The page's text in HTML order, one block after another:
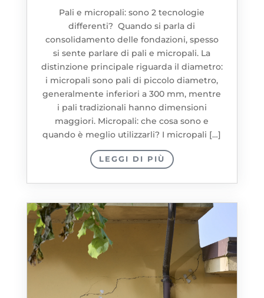
Pali e micropali: sono 2 tecnologie
differenti? Quando si parla di
consolidamento delle fondazioni, spesso
si sente parlare di pali e micropali. La
distinzione principale riguarda il diametro:
i micropali sono pali di piccolo diametro,
generalmente inferiori a 300 mm, mentre
i pali tradizionali hanno dimensioni
maggiori. Micropali: che cosa sono e
quando è meglio utilizzarli? I micropali […]
LEGGI DI PIÙ